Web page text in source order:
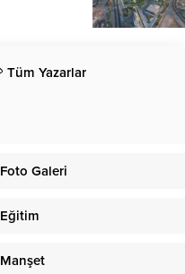
Tüm Yazarlar
Foto Galeri
Eğitim
Manşet